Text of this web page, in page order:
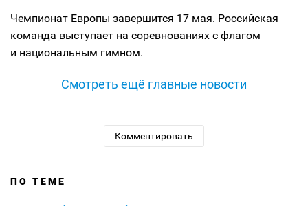
Чемпионат Европы завершится 17 мая. Российская
команда выступает на соревнованиях с флагом
и национальным гимном.
Смотреть ещё главные новости
Комментировать
ПО ТЕМЕ